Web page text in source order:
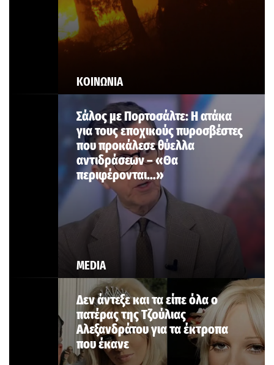
ΚΟΙΝΩΝΙΑ
MEDIA
Σάλος με Πορτοσάλτε: Η ατάκα
για τους εποχικούς πυροσβέστες
που προκάλεσε θύελλα
αντιδράσεων – «Θα
περιφέρονται…»
Δεν άντεξε και τα είπε όλα ο
πατέρας της Τζούλιας
Αλεξανδράτου για τα έκτροπα
που έκανε